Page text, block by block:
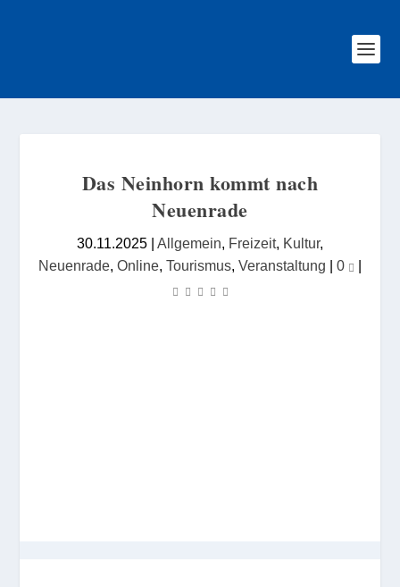
Das Neinhorn kommt nach
Neuenrade
30.11.2025 | Allgemein, Freizeit, Kultur,
Neuenrade, Online, Tourismus, Veranstaltung | 0 |